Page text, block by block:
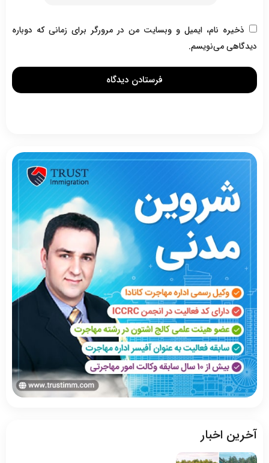
ذخیره نام، ایمیل و وبسایت من در مرورگر برای زمانی که دوباره
دیدگاهی می‌نویسم.
آخرین اخبار